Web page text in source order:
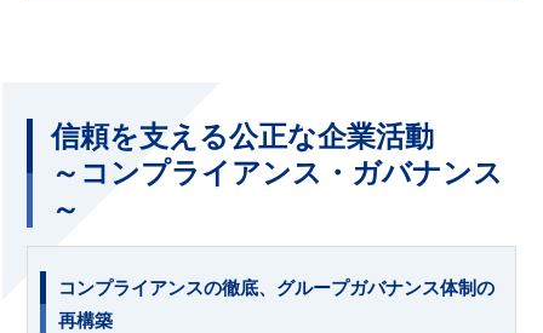
信頼を支える公正な企業活動
～コンプライアンス・ガバナンス
～
コンプライアンスの徹底、グループガバナンス体制の
再構築